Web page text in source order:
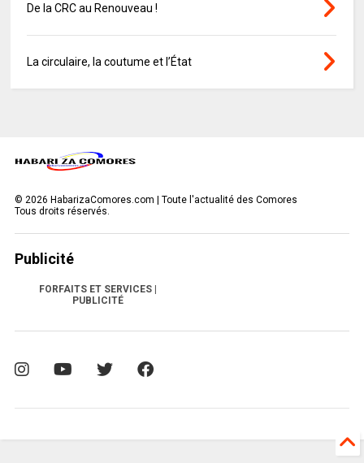
De la CRC au Renouveau !
La circulaire, la coutume et l’État
© 2026 HabarizaComores.com | Toute l'actualité des Comores
Tous droits réservés.
Publicité
FORFAITS ET SERVICES |
PUBLICITÉ